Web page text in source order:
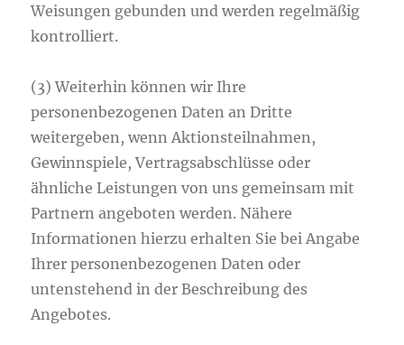
Weisungen gebunden und werden regelmäßig
kontrolliert.
(3) Weiterhin können wir Ihre
personenbezogenen Daten an Dritte
weitergeben, wenn Aktionsteilnahmen,
Gewinnspiele, Vertragsabschlüsse oder
ähnliche Leistungen von uns gemeinsam mit
Partnern angeboten werden. Nähere
Informationen hierzu erhalten Sie bei Angabe
Ihrer personenbezogenen Daten oder
untenstehend in der Beschreibung des
Angebotes.